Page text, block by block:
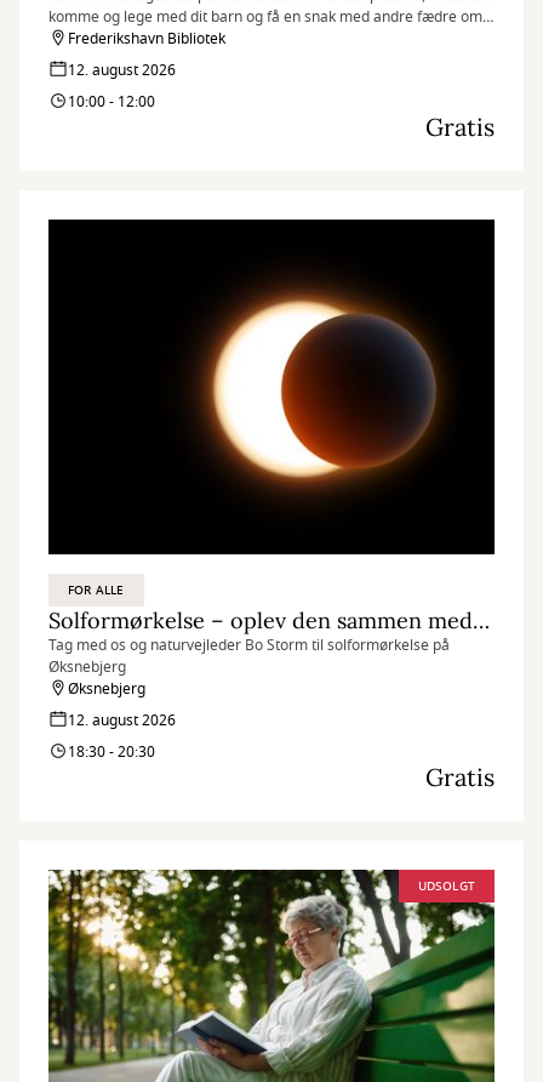
komme og lege med dit barn og få en snak med andre fædre om
stort og småt.
Frederikshavn Bibliotek
12. august 2026
10:00 - 12:00
Gratis
FOR ALLE
Solformørkelse – oplev den sammen med os
Tag med os og naturvejleder Bo Storm til solformørkelse på
Øksnebjerg
Øksnebjerg
12. august 2026
18:30 - 20:30
Gratis
UDSOLGT